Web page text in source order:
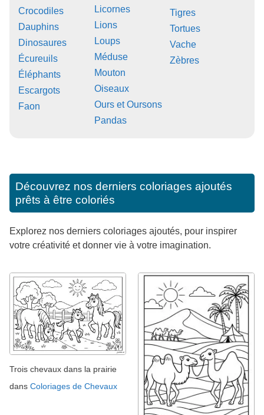
Crocodiles
Dauphins
Dinosaures
Écureuils
Éléphants
Escargots
Faon
Licornes
Lions
Loups
Méduse
Mouton
Oiseaux
Ours et Oursons
Pandas
Tigres
Tortues
Vache
Zèbres
Découvrez nos derniers coloriages ajoutés
prêts à être coloriés
Explorez nos derniers coloriages ajoutés, pour inspirer
votre créativité et donner vie à votre imagination.
Trois chevaux dans la prairie
dans Coloriages de Chevaux